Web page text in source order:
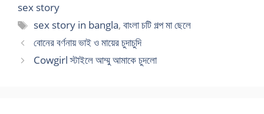
sex story
Tags
sex story in bangla,বাংলা চটি গল্প মা ছেলে
বোনের বর্ণনায় ভাই ও মায়ের চুদাচুদি
Cowgirl স্টাইলে আম্মু আমাকে চুদলো